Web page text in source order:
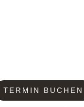
TERMIN BUCHEN